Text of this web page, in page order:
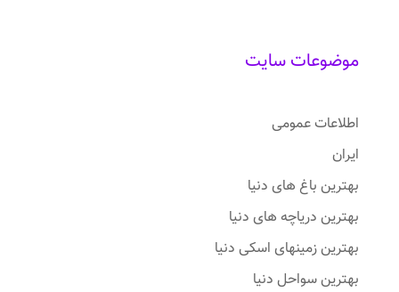
موضوعات سایت
اطلاعات عمومی
ایران
بهترین باغ های دنیا
بهترین دریاچه های دنیا
بهترین زمینهای اسکی دنیا
بهترین سواحل دنیا